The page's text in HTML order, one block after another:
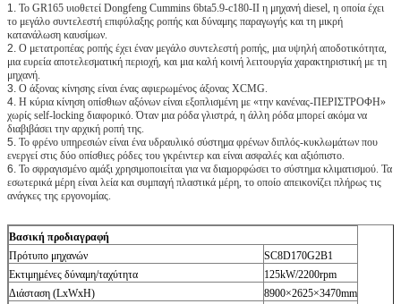
1. Το GR165 υιοθετεί Dongfeng Cummins 6bta5.9-c180-ΙΙ η μηχανή diesel, η οποία έχει
το μεγάλο συντελεστή επιφύλαξης ροπής και δύναμης παραγωγής και τη μικρή
κατανάλωση καυσίμων.
2. Ο μετατροπέας ροπής έχει έναν μεγάλο συντελεστή ροπής, μια υψηλή αποδοτικότητα,
μια ευρεία αποτελεσματική περιοχή, και μια καλή κοινή λειτουργία χαρακτηριστική με τη
μηχανή.
3. Ο άξονας κίνησης είναι ένας αφιερωμένος άξονας XCMG.
4. Η κύρια κίνηση οπίσθιων αξόνων είναι εξοπλισμένη με «την κανένας-ΠΕΡΙΣΤΡΟΦΗ»
χωρίς self-locking διαφορικό. Όταν μια ρόδα γλιστρά, η άλλη ρόδα μπορεί ακόμα να
διαβιβάσει την αρχική ροπή της.
5. Το φρένο υπηρεσιών είναι ένα υδραυλικό σύστημα φρένων διπλός-κυκλωμάτων που
ενεργεί στις δύο οπίσθιες ρόδες του γκρέιντερ και είναι ασφαλές και αξιόπιστο.
6. Το σφραγισμένο αμάξι χρησιμοποιείται για να διαμορφώσει το σύστημα κλιματισμού. Τα
εσωτερικά μέρη είναι λεία και συμπαγή πλαστικά μέρη, το οποίο απεικονίζει πλήρως τις
ανάγκες της εργονομίας.
Βασική προδιαγραφή
Πρότυπο μηχανών
SC8D170G2B1
Εκτιμημένες δύναμη/ταχύτητα
125kW/2200rpm
Διάσταση (LxWxH)
8900×2625×3470mm